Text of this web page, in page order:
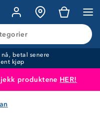
nå, betal senere
kjøp
produktene HER!